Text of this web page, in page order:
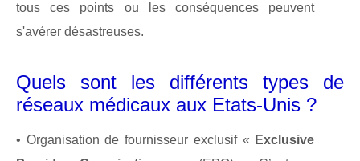
tous ces points ou les conséquences peuvent
s'avérer désastreuses.
Quels sont les différents types de
réseaux médicaux aux Etats-Unis ?
• Organisation de fournisseur exclusif « Exclusive